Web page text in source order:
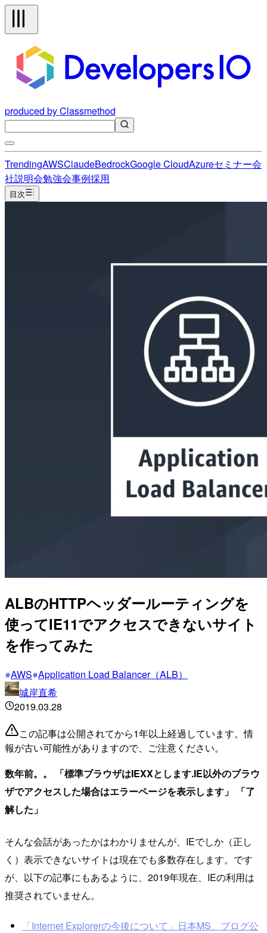
produced by Classmethod
TrendingAWSClaudeBedrockGoogle CloudAzureセミナー会
社説明会勉強会事例採用
目次
ALBのHTTPヘッダールーティングを
使ってIE11でアクセスできないサイト
を作ってみた
AWS Application Load Balancer（ALB）
城岸直希
2019.03.28
この記事は公開されてから1年以上経過しています。情
報が古い可能性がありますので、ご注意ください。
数年前。。
「標準ブラウザはIEXXとします.IE以外のブラウ
ザでアクセスした場合はエラーページを表示します」
「了
解した」
そんな会話があったかはわかりませんが、IEでしか（正し
く）表示できないサイトは現在でも多数存在します。です
が、以下の記事にもあるように、2019年現在、IEの利用は
推奨されていません。
「Internet Explorerの今後について」日本MS、ブログ公